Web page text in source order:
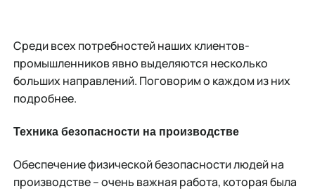
Среди всех потребностей наших клиентов-
промышленников явно выделяются несколько
больших направлений. Поговорим о каждом из них
подробнее.
Техника безопасности на производстве
Обеспечение физической безопасности людей на
производстве – очень важная работа, которая была